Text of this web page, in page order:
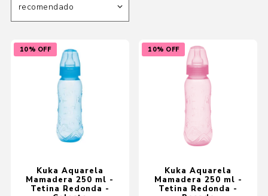
10% OFF
Kuka Aquarela
Mamadera 250 ml -
Tetina Redonda -
10% OFF
Kuka Aquarela
Mamadera 250 ml -
Tetina Redonda -